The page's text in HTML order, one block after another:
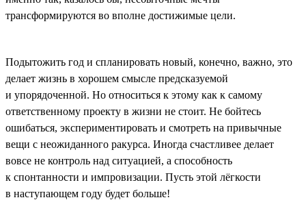
трансформируются во вполне достижимые цели.
Подытожить год и спланировать новый, конечно, важно, это
делает жизнь в хорошем смысле предсказуемой
и упорядоченной. Но относиться к этому как к самому
ответственному проекту в жизни не стоит. Не бойтесь
ошибаться, экспериментировать и смотреть на привычные
вещи с неожиданного ракурса. Иногда счастливее делает
вовсе не контроль над ситуацией, а способность
к спонтанности и импровизации. Пусть этой лёгкости
в наступающем году будет больше!